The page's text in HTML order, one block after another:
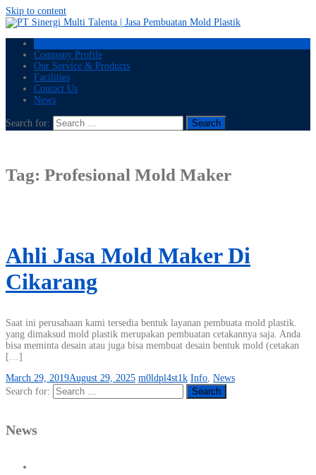
Skip to content
Company Profile
Our Service & Products
Facilities
Contact Us
News
Search for:
Tag: Profesional Mold Maker
Ahli Jasa Mold Maker Di
Cikarang
Saat ini perusahaan kami tersedia bentuk layanan pembuata mold plastik.
yang dimaksud mold plastik merupakan pembuatan cetakannya saja. Anda
bisa meminta desain atau juga bisa membuat desain bentuk mold (cetakan
[…]
March 29, 2019August 29, 2025 m0ldpl4st1k Info News
Search for:
News